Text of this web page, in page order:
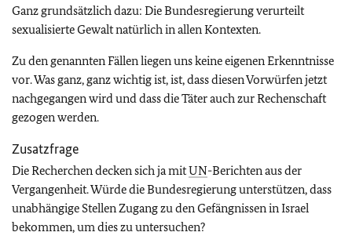
Ganz grundsätzlich dazu: Die Bundesregierung verurteilt
sexualisierte Gewalt natürlich in allen Kontexten.
Zu den genannten Fällen liegen uns keine eigenen Erkenntnisse
vor. Was ganz, ganz wichtig ist, ist, dass diesen Vorwürfen jetzt
nachgegangen wird und dass die Täter auch zur Rechenschaft
gezogen werden.
Zusatzfrage
Die Recherchen decken sich ja mitUN-Berichten aus der
Vergangenheit. Würde die Bundesregierung unterstützen, dass
unabhängige Stellen Zugang zu den Gefängnissen in Israel
bekommen, um dies zu untersuchen?